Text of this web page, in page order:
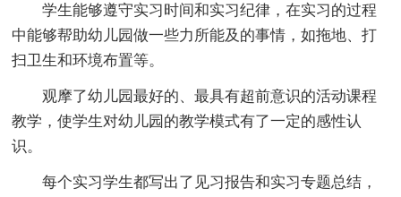
学生能够遵守实习时间和实习纪律，在实习的过程
中能够帮助幼儿园做一些力所能及的事情，如拖地、打
扫卫生和环境布置等。
观摩了幼儿园最好的、最具有超前意识的活动课程
教学，使学生对幼儿园的教学模式有了一定的感性认
识。
每个实习学生都写出了见习报告和实习专题总结，